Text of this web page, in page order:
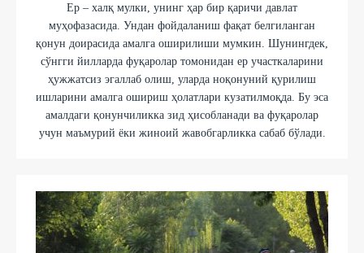
Ер – халқ мулки, унинг ҳар бир қаричи давлат
муҳофазасида. Ундан фойдаланиш фақат белгиланган
қонун доирасида амалга оширилиши мумкин. Шунингдек,
сўнгги йилларда фуқаролар томонидан ер участкаларини
ҳужжатсиз эгаллаб олиш, уларда ноқонуний қурилиш
ишларини амалга ошириш ҳолатлари кузатилмоқда. Бу эса
амалдаги қонунчиликка зид ҳисобланади ва фуқаролар
учун маъмурий ёки жиноий жавобгарликка сабаб бўлади.